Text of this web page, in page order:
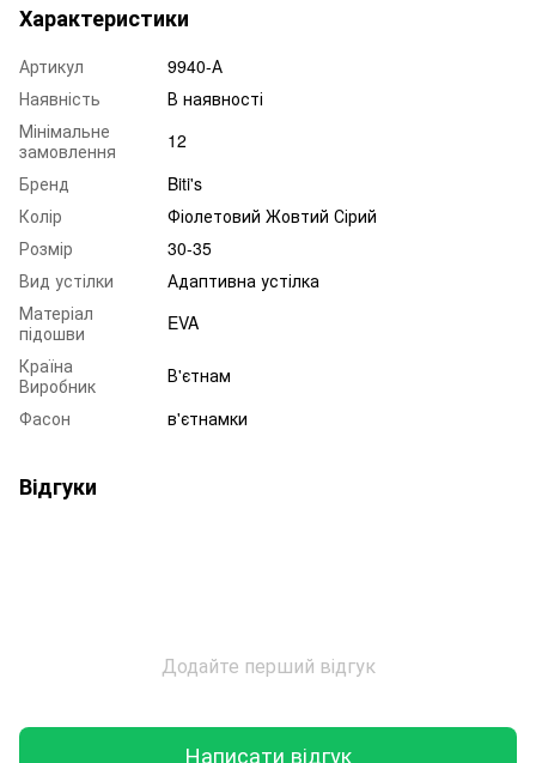
Характеристики
Артикул
9940-А
Наявність
В наявності
Мінімальне
замовлення
12
Бренд
Biti's
Колір
Фіолетовий Жовтий Сірий
Розмір
30-35
Вид устілки
Адаптивна устілка
Матеріал
підошви
EVA
Країна
Виробник
В'єтнам
Фасон
в'єтнамки
Відгуки
Додайте перший відгук
Написати відгук